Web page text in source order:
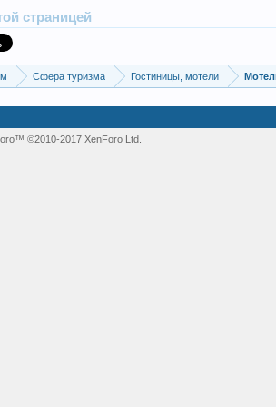
страницей
Сфера туризма Гостиницы, мотели
©2010-2017 XenForo Ltd.